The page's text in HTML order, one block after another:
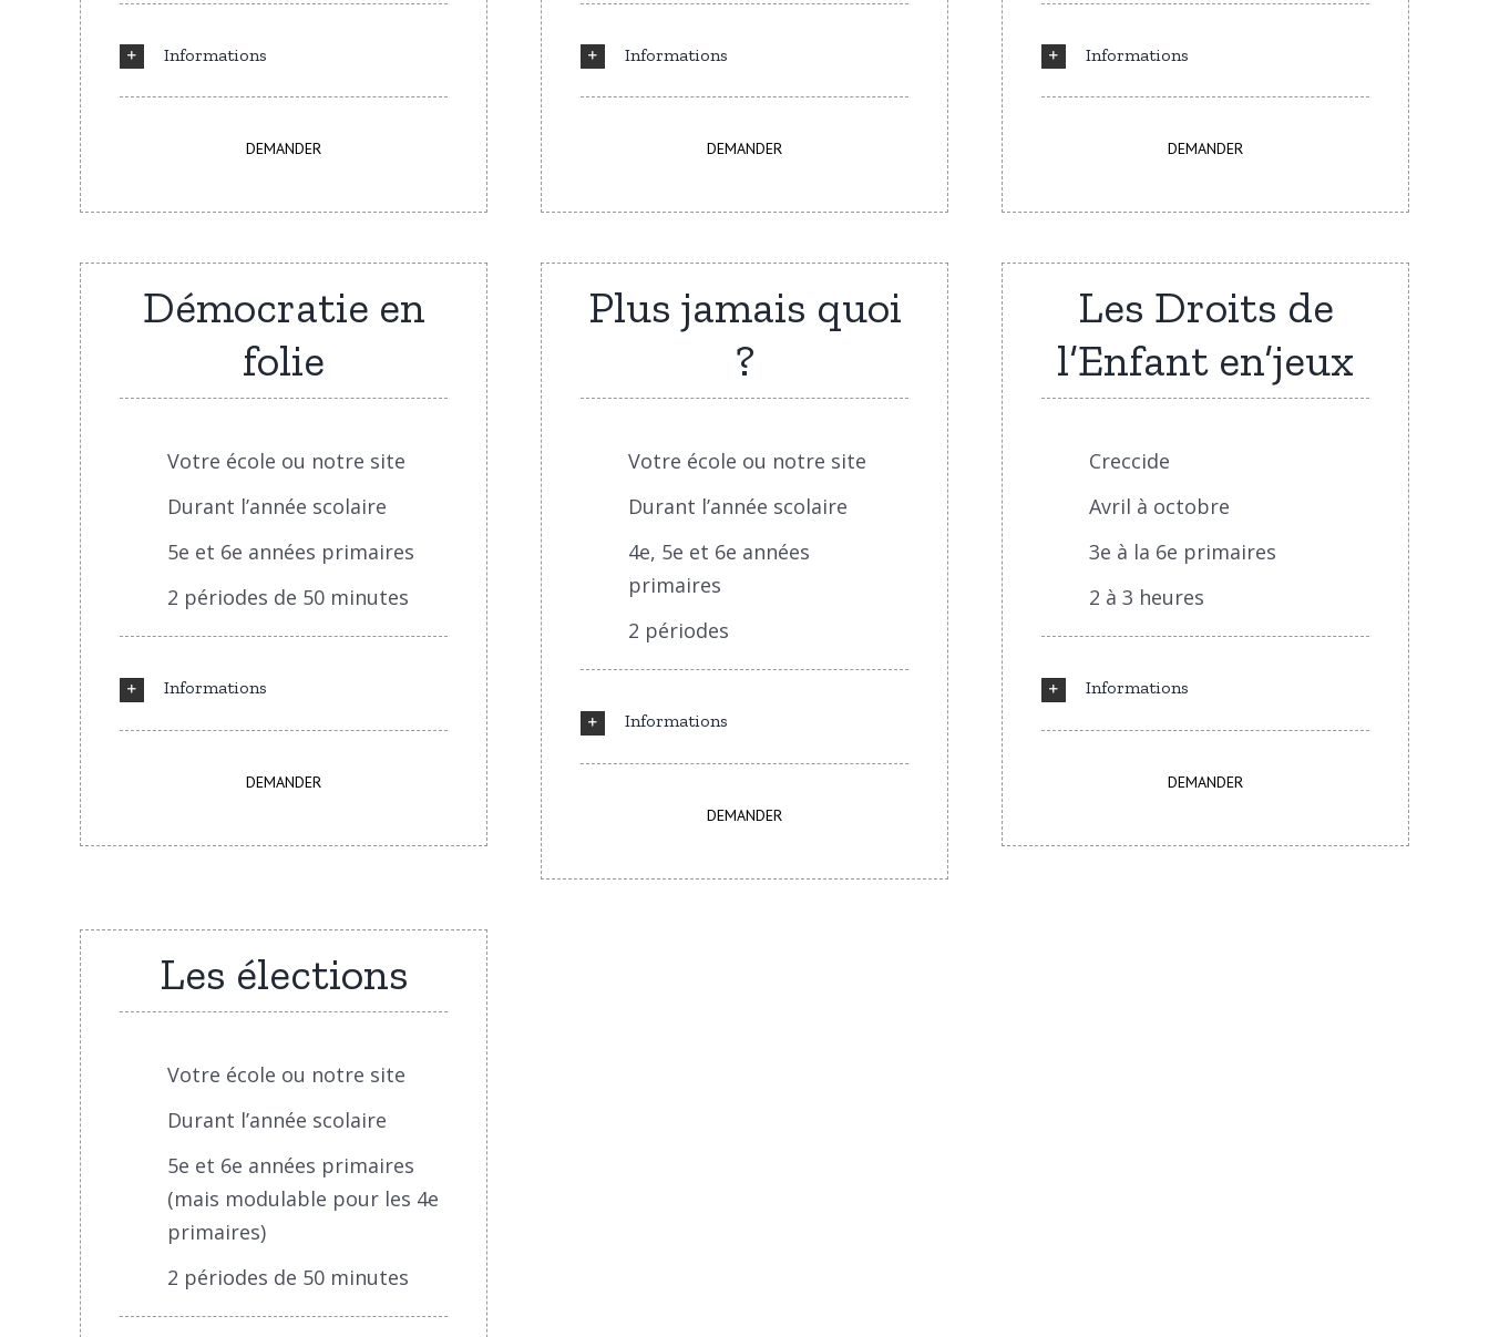
Informations
DEMANDER
Informations
DEMANDER
Informations
DEMANDER
Démocratie en
folie
Votre école ou notre site
Durant l’année scolaire
5e et 6e années primaires
2 périodes de 50 minutes
Informations
DEMANDER
Plus jamais quoi
?
Votre école ou notre site
Durant l’année scolaire
4e, 5e et 6e années
primaires
2 périodes
Informations
DEMANDER
Les Droits de
l’Enfant en’jeux
Creccide
Avril à octobre
3e à la 6e primaires
2 à 3 heures
Informations
DEMANDER
Les élections
Votre école ou notre site
Durant l’année scolaire
5e et 6e années primaires
(mais modulable pour les 4e
primaires)
2 périodes de 50 minutes